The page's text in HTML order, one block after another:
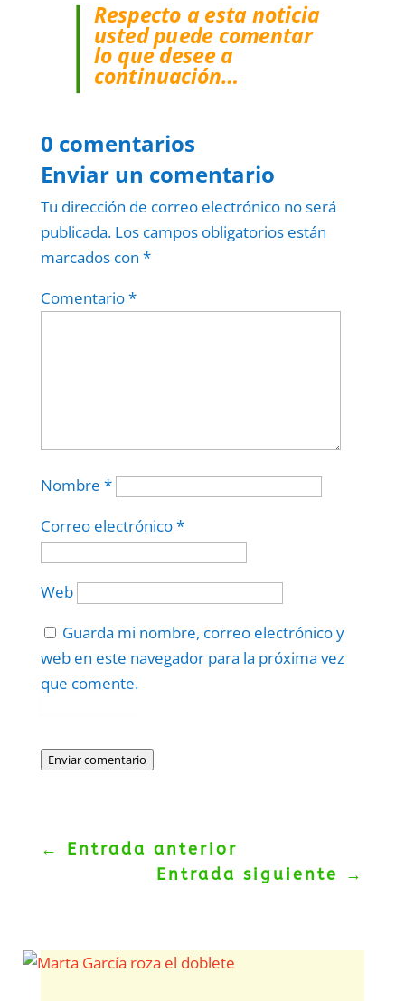
Respecto a esta noticia
usted puede comentar
lo que desee a
continuación…
0 comentarios
Enviar un comentario
Tu dirección de correo electrónico no será
publicada. Los campos obligatorios están
marcados con *
Comentario*
Nombre *
Correo electrónico*
Web
Guarda mi nombre, correo electrónico y
web en este navegador para la próxima vez
que comente.
Enviar comentario
← Entrada anterior
Entrada siguiente
→